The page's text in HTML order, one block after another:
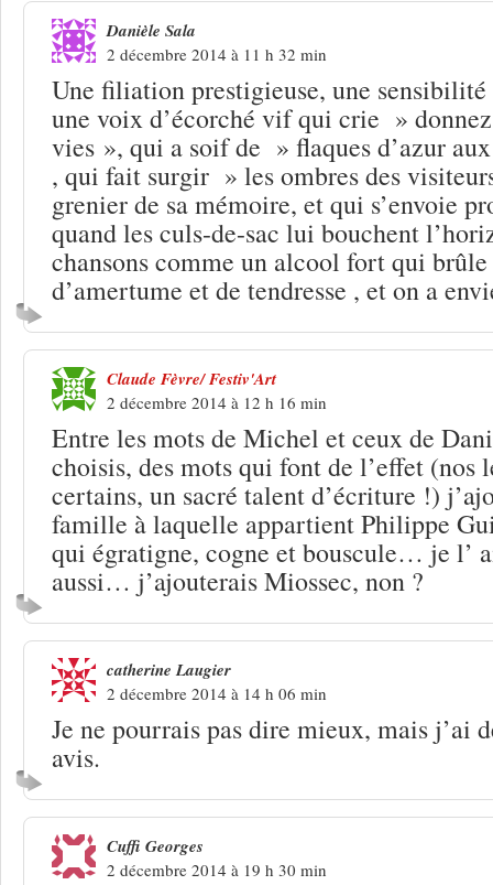
Danièle Sala
2 décembre 2014 à 11 h 32 min
Une filiation prestigieuse, une
une voix d’écorché vif qui crie »
vies », qui a soif de » flaques d’azur
, qui fait surgir » les ombres des
grenier de sa mémoire, et qui s’envoie
quand les culs-de-sac lui bouchent
chansons comme un alcool fort qui
d’amertume et de tendresse , et on a
Claude Fèvre/ Festiv'Art
2 décembre 2014 à 12 h 16 min
Entre les mots de Michel et ceux de
choisis, des mots qui font de l’effet (nos
certains, un sacré talent d’écriture !)
famille à laquelle appartient Philippe
qui égratigne, cogne et bouscule… je l’
aussi… j’ajouterais Miossec, non ?
catherine Laugier
2 décembre 2014 à 14 h 06 min
Je ne pourrais pas dire mieux, mais j’ai
avis.
Cuffi Georges
2 décembre 2014 à 19 h 30 min